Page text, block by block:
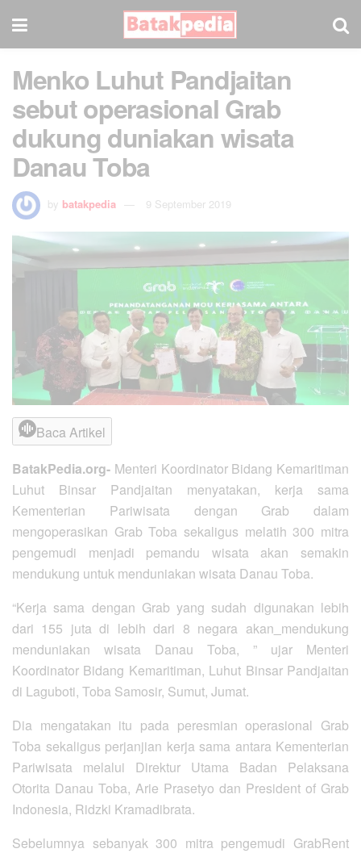
Menko Luhut Pandjaitan
sebut operasional Grab
dukung duniakan wisata
Danau Toba
by batakpedia 9 September 2019
Baca Artikel
BatakPedia.org- Menteri Koordinator Bidang Kemaritiman
Luhut Binsar Pandjaitan menyatakan, kerja sama
Kementerian Pariwisata dengan Grab dalam
mengoperasikan Grab Toba sekaligus melatih 300 mitra
pengemudi menjadi pemandu wisata akan semakin
mendukung untuk menduniakan wisata Danau Toba.
“Kerja sama dengan Grab yang sudah digunakan lebih
dari 155 juta di lebih dari 8 negara akan mendukung
menduniakan wisata Danau Toba, ” ujar Menteri
Koordinator Bidang Kemaritiman, Luhut Binsar Pandjaitan
di Laguboti, Toba Samosir, Sumut, Jumat.
Dia mengatakan itu pada peresmian operasional Grab
Toba sekaligus perjanjian kerja sama antara Kementerian
Pariwisata melalui Direktur Utama Badan Pelaksana
Otorita Danau Toba, Arie Prasetyo dan President of Grab
Indonesia, Ridzki Kramadibrata.
Sebelumnya sebanyak 300 mitra pengemudi GrabRent